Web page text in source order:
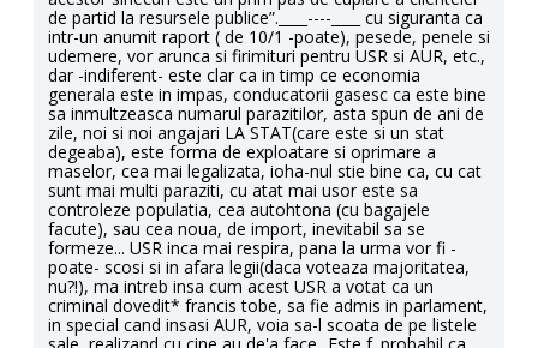
de partid la resursele publice”.____----____ cu siguranta ca
intr-un anumit raport ( de 10/1 -poate), pesede, penele si
udemere, vor arunca si firimituri pentru USR si AUR, etc.,
dar -indiferent- este clar ca in timp ce economia
generala este in impas, conducatorii gasesc ca este bine
sa inmultzeasca numarul parazitilor, asta spun de ani de
zile, noi si noi angajari LA STAT(care este si un stat
degeaba), este forma de exploatare si oprimare a
maselor, cea mai legalizata, ioha-nul stie bine ca, cu cat
sunt mai multi paraziti, cu atat mai usor este sa
controleze populatia, cea autohtona (cu bagajele
facute), sau cea noua, de import, inevitabil sa se
formeze... USR inca mai respira, pana la urma vor fi -
poate- scosi si in afara legii(daca voteaza majoritatea,
nu?!), ma intreb insa cum acest USR a votat ca un
criminal dovedit* francis tobe, sa fie admis in parlament,
in special cand insasi AUR, voia sa-l scoata de pe listele